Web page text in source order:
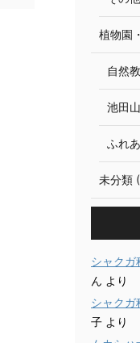
植物園
自然
池田
ふれ
未分類
シャクガ
ん より
シャクガ
子 より